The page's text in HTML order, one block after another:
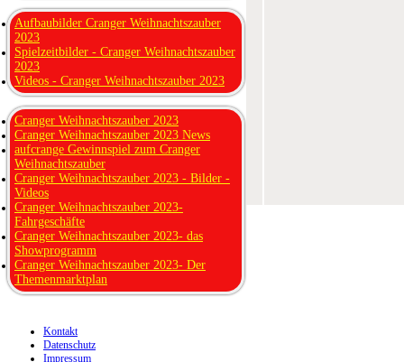
Aufbaubilder Cranger Weihnachtszauber
2023
Spielzeitbilder - Cranger Weihnachtszauber
2023
Videos - Cranger Weihnachtszauber 2023
Cranger Weihnachtszauber 2023
Cranger Weihnachtszauber 2023 News
aufcrange Gewinnspiel zum Cranger
Weihnachtszauber
Cranger Weihnachtszauber 2023 - Bilder -
Videos
Cranger Weihnachtszauber 2023-
Fahrgeschäfte
Cranger Weihnachtszauber 2023- das
Showprogramm
Cranger Weihnachtszauber 2023- Der
Themenmarktplan
Kontakt
Datenschutz
Impressum